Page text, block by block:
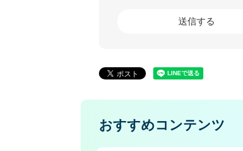
おすすめコンテンツ